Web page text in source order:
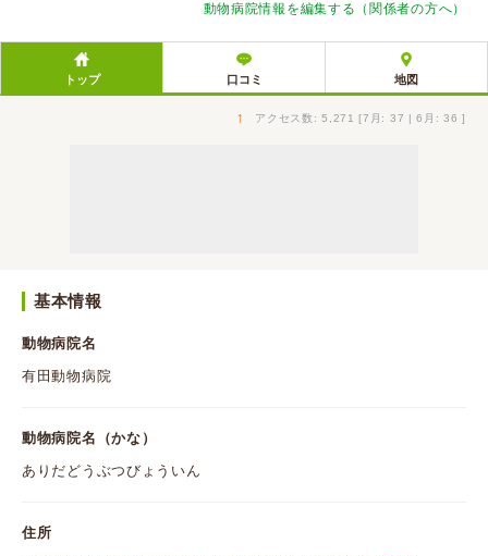
動物病院情報を編集する（関係者の方へ）
トップ 口コミ 地図
↑ アクセス数: 5,271 [7月: 37 | 6月: 36 ]
基本情報
動物病院名
有田動物病院
動物病院名（かな）
ありだどうぶつびょういん
住所